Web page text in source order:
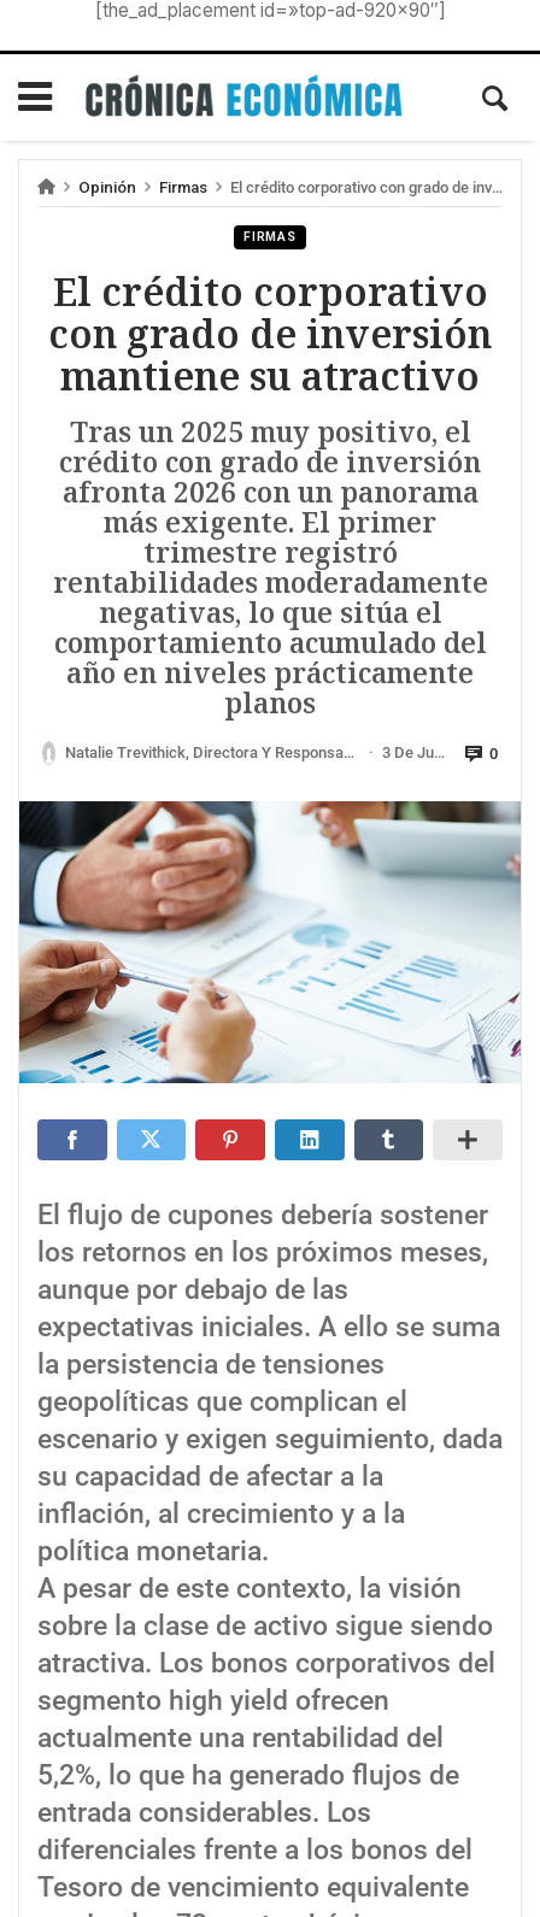
[the_ad_placement id=»top-ad-920×90″]
Opinión Firmas El crédito corporativo con grado de inversión mantiene su atractivo
FIRMAS
El crédito corporativo
con grado de inversión
mantiene su atractivo
Tras un 2025 muy positivo, el
crédito con grado de inversión
afronta 2026 con un panorama
más exigente. El primer
trimestre registró
rentabilidades moderadamente
negativas, lo que sitúa el
comportamiento acumulado del
año en niveles prácticamente
planos
Natalie Trevithick, Directora Y Responsable De Bonos Corporativos De Payden & Rygel. — 3 De Junio De 2026 0
El flujo de cupones debería sostener
los retornos en los próximos meses,
aunque por debajo de las
expectativas iniciales. A ello se suma
la persistencia de tensiones
geopolíticas que complican el
escenario y exigen seguimiento, dada
su capacidad de afectar a la
inflación, al crecimiento y a la
política monetaria.
A pesar de este contexto, la visión
sobre la clase de activo sigue siendo
atractiva. Los bonos corporativos del
segmento high yield ofrecen
actualmente una rentabilidad del
5,2%, lo que ha generado flujos de
entrada considerables. Los
diferenciales frente a los bonos del
Tesoro de vencimiento equivalente